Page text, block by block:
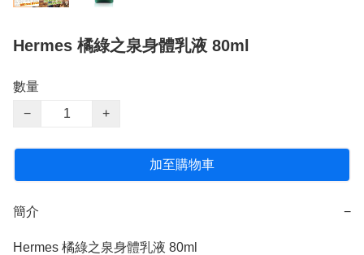
Hermes 橘綠之泉身體乳液 80ml
數量
−
+
加至購物車
簡介 −
Hermes 橘綠之泉身體乳液 80ml